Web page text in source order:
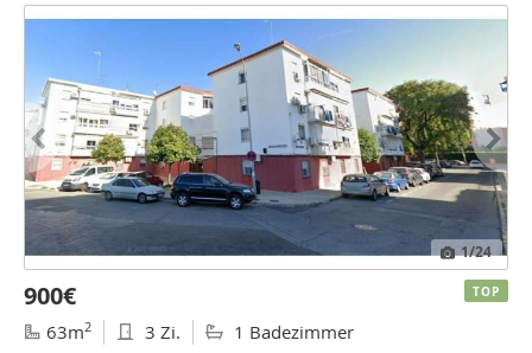
1/24
900€
63m2 3 Zi. 1 Badezimmer
TOP